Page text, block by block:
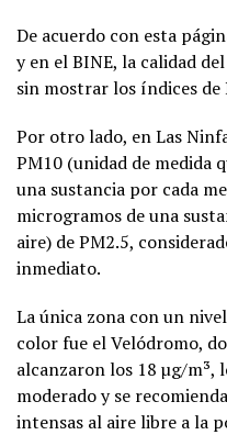
De acuerdo con esta
y en el BINE, la calidad
sin mostrar los índices de
Por otro lado, en Las
PM10 (unidad de medida
una sustancia por cada
microgramos de una
aire) de PM2.5,
inmediato.
La única zona con un
color fue el Velódromo,
alcanzaron los 18 µg/m³,
moderado y se
intensas al aire libre a la